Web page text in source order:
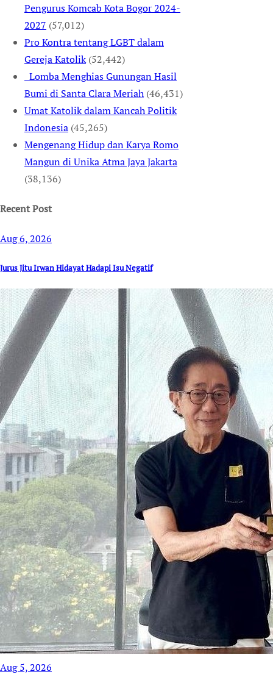
Pengurus Komcab Kota Bogor 2024-
2027 (57,012)
Pro Kontra tentang LGBT dalam
Gereja Katolik (52,442)
Lomba Menghias Gunungan Hasil
Bumi di Santa Clara Meriah (46,431)
Umat Katolik dalam Kancah Politik
Indonesia (45,265)
Mengenang Hidup dan Karya Romo
Mangun di Unika Atma Jaya Jakarta
(38,136)
Recent Post
Aug 6, 2026
Jurus Jitu Irwan Hidayat Hadapi Isu Negatif
Aug 5, 2026